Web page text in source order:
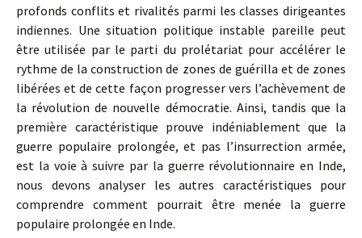
profonds conflits et rivalités parmi les classes dirigeantes
indiennes. Une situation politique instable pareille peut
être utilisée par le parti du prolétariat pour accélérer le
rythme de la construction de zones de guérilla et de zones
libérées et de cette façon progresser vers l’achèvement de
la révolution de nouvelle démocratie. Ainsi, tandis que la
première caractéristique prouve indéniablement que la
guerre populaire prolongée, et pas l’insurrection armée,
est la voie à suivre par la guerre révolutionnaire en Inde,
nous devons analyser les autres caractéristiques pour
comprendre comment pourrait être menée la guerre
populaire prolongée en Inde.